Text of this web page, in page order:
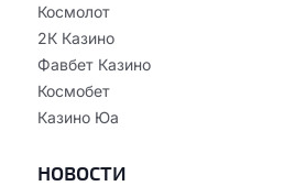
Космолот
2К Казино
Фавбет Казино
Космобет
Казино Юа
НОВОСТИ